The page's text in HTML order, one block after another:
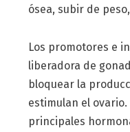
ósea, subir de
Los promotores e
liberadora de
bloquear la
estimulan el
principales